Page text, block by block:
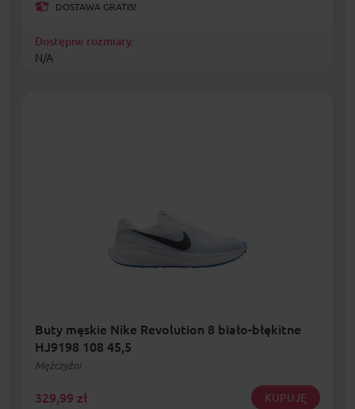
DOSTAWA GRATIS!
Dostępne rozmiary:
N/A
Buty męskie Nike Revolution 8 biało-błękitne
HJ9198 108 45,5
Mężczyźni
329,99 zł KUPUJĘ